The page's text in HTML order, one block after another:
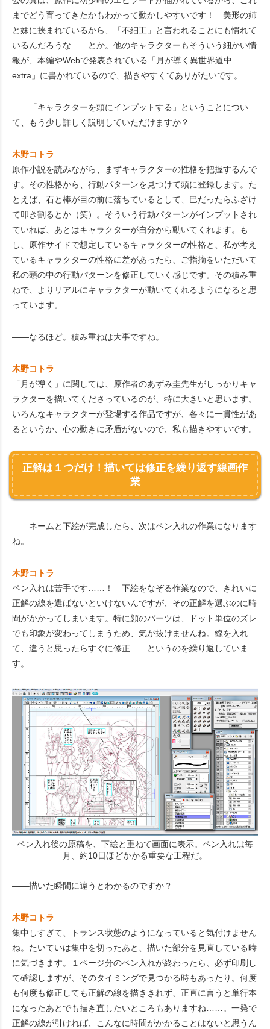
までどう育ってきたかもわかって動かしやすいです！ 美形の姉
と妹に挟まれているから、「不細工」と言われることにも慣れて
いるんだろうな……とか。他のキャラクターもそういう細かい情
報が、本編やWebで発表されている「月が導く異世界道中
extra」に書かれているので、描きやすくてありがたいです。
――「キャラクターを頭にインプットする」ということについ
て、もう少し詳しく説明していただけますか？
木野コトラ
原作小説を読みながら、まずキャラクターの性格を把握するんで
す。その性格から、行動パターンを見つけて頭に登録します。た
とえば、石と棒が目の前に落ちているとして、巴だったらふざけ
て叩き割るとか（笑）。そういう行動パターンがインプットされ
ていれば、あとはキャラクターが自分から動いてくれます。も
し、原作サイドで想定しているキャラクターの性格と、私が考え
ているキャラクターの性格に差があったら、ご指摘をいただいて
私の頭の中の行動パターンを修正していく感じです。その積み重
ねで、よりリアルにキャラクターが動いてくれるようになると思
っています。
――なるほど。積み重ねは大事ですね。
木野コトラ
「月が導く」に関しては、原作者のあずみ圭先生がしっかりキャ
ラクターを描いてくださっているのが、特に大きいと思います。
いろんなキャラクターが登場する作品ですが、各々に一貫性があ
るというか、心の動きに矛盾がないので、私も描きやすいです。
正解は１つだけ！描いては修正を繰り返す線画作
業
――ネームと下絵が完成したら、次はペン入れの作業になります
ね。
木野コトラ
ペン入れは苦手です……！ 下絵をなぞる作業なので、きれいに
正解の線を選ばないといけないんですが、その正解を選ぶのに時
間がかかってしまいます。特に顔のパーツは、ドット単位のズレ
でも印象が変わってしまうため、気が抜けませんね。線を入れ
て、違うと思ったらすぐに修正……というのを繰り返していま
す。
ペン入れ後の原稿を、下絵と重ねて画面に表示。ペン入れは毎
月、約10日ほどかかる重要な工程だ。
――描いた瞬間に違うとわかるのですか？
木野コトラ
集中しすぎて、トランス状態のようになっていると気付けません
ね。たいていは集中を切ったあと、描いた部分を見直している時
に気づきます。１ページ分のペン入れが終わったら、必ず印刷し
て確認しますが、そのタイミングで見つかる時もあったり。何度
も何度も修正しても正解の線を描ききれず、正直に言うと単行本
になったあとでも描き直したいところもありますね……。一発で
正解の線が引ければ、こんなに時間がかかることはないと思うん